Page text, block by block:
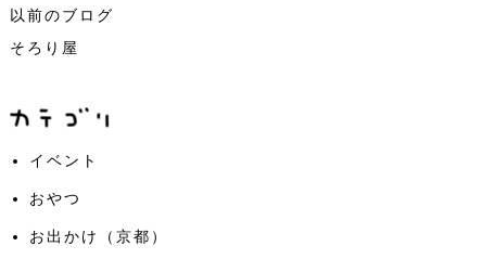
以前のブログ
そろり屋
イベント
おやつ
お出かけ（京都）